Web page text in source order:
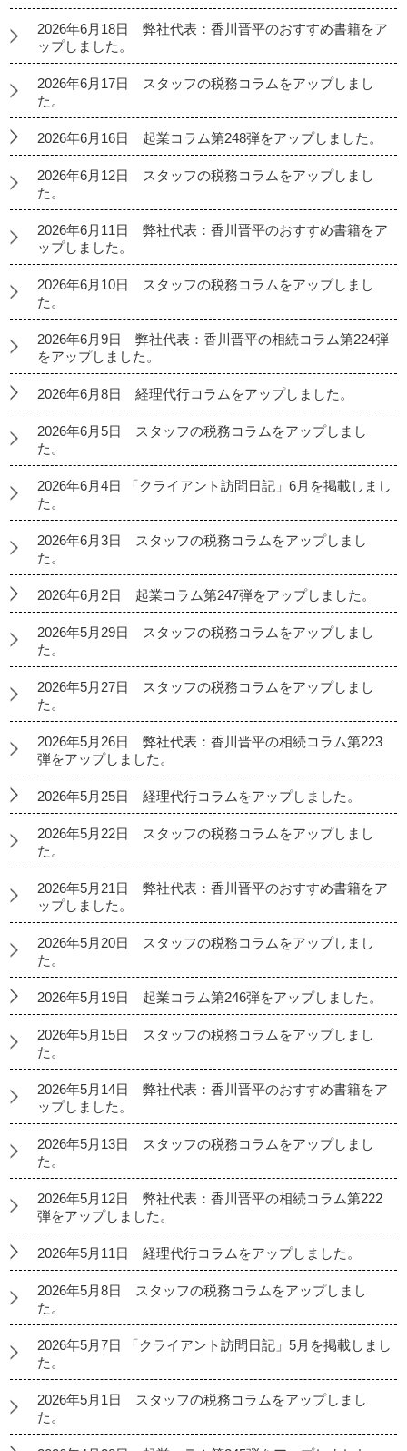
2026年6月18日 弊社代表：香川晋平のおすすめ書籍をア
ップしました。
2026年6月17日 スタッフの税務コラムをアップしまし
た。
2026年6月16日 起業コラム第248弾をアップしました。
2026年6月12日 スタッフの税務コラムをアップしまし
た。
2026年6月11日 弊社代表：香川晋平のおすすめ書籍をア
ップしました。
2026年6月10日 スタッフの税務コラムをアップしまし
た。
2026年6月9日 弊社代表：香川晋平の相続コラム第224弾
をアップしました。
2026年6月8日 経理代行コラムをアップしました。
2026年6月5日 スタッフの税務コラムをアップしまし
た。
2026年6月4日 「クライアント訪問日記」6月を掲載しまし
た。
2026年6月3日 スタッフの税務コラムをアップしまし
た。
2026年6月2日 起業コラム第247弾をアップしました。
2026年5月29日 スタッフの税務コラムをアップしまし
た。
2026年5月27日 スタッフの税務コラムをアップしまし
た。
2026年5月26日 弊社代表：香川晋平の相続コラム第223
弾をアップしました。
2026年5月25日 経理代行コラムをアップしました。
2026年5月22日 スタッフの税務コラムをアップしまし
た。
2026年5月21日 弊社代表：香川晋平のおすすめ書籍をア
ップしました。
2026年5月20日 スタッフの税務コラムをアップしまし
た。
2026年5月19日 起業コラム第246弾をアップしました。
2026年5月15日 スタッフの税務コラムをアップしまし
た。
2026年5月14日 弊社代表：香川晋平のおすすめ書籍をア
ップしました。
2026年5月13日 スタッフの税務コラムをアップしまし
た。
2026年5月12日 弊社代表：香川晋平の相続コラム第222
弾をアップしました。
2026年5月11日 経理代行コラムをアップしました。
2026年5月8日 スタッフの税務コラムをアップしまし
た。
2026年5月7日 「クライアント訪問日記」5月を掲載しまし
た。
2026年5月1日 スタッフの税務コラムをアップしまし
た。